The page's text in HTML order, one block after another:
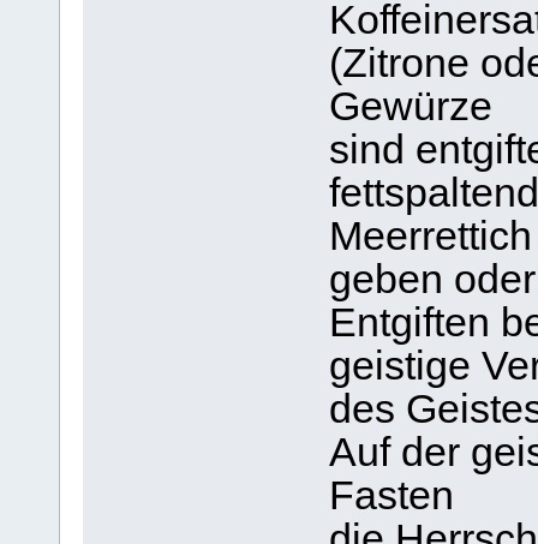
(Zitrone
Gewürze
sind
geben
Entgiften
geistige
des
Auf der
Fasten